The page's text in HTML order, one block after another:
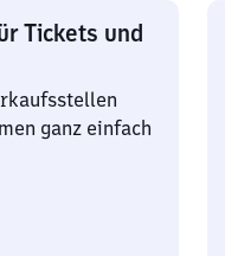
Tickets und
ganz einfach